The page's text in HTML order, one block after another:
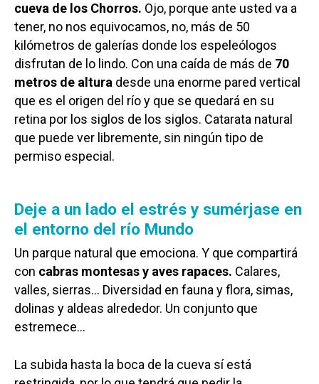
cueva de los Chorros. Ojo, porque ante usted va a
tener, no nos equivocamos, no, más de 50
kilómetros de galerías donde los espeleólogos
disfrutan de lo lindo. Con una caída de más de 70
metros de altura desde una enorme pared vertical
que es el origen del río y que se quedará en su
retina por los siglos de los siglos. Catarata natural
que puede ver libremente, sin ningún tipo de
permiso especial.
Deje a un lado el estrés y sumérjase en
el entorno del río Mundo
Un parque natural que emociona. Y que compartirá
con cabras montesas y aves rapaces. Calares,
valles, sierras… Diversidad en fauna y flora, simas,
dolinas y aldeas alrededor. Un conjunto que
estremece…
La subida hasta la boca de la cueva sí está